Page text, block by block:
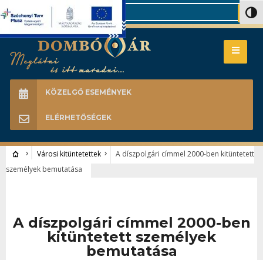
Search
KÖZELGŐ ESEMÉNYEK
ELÉRHETŐSÉGEK
Városi kitüntetettek
A díszpolgári címmel 2000-ben kitüntetett
személyek bemutatása
A díszpolgári címmel 2000-ben
kitüntetett személyek
bemutatása